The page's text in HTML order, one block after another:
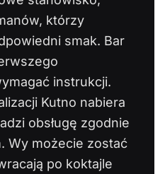
którzy
smak. Bar
instrukcji.
Kutno nabiera
obsługę zgodnie
Wy możecie zostać
po koktajle